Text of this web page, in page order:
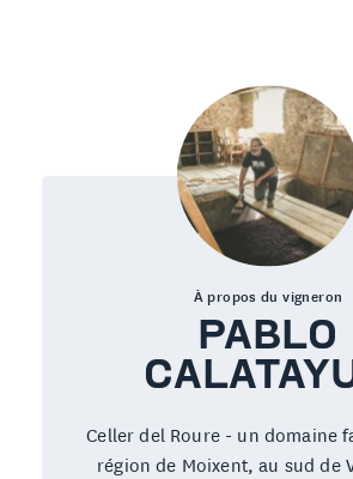
À propos du vigneron
PABLO
Celler del Roure - un domaine
région de Moixent, au sud de